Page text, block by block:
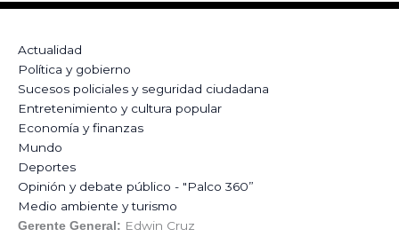
Actualidad
Política y gobierno
Sucesos policiales y seguridad ciudadana
Entretenimiento y cultura popular
Economía y finanzas
Mundo
Deportes
Opinión y debate público - "Palco 360”
Medio ambiente y turismo
Gerente General: Edwin Cruz